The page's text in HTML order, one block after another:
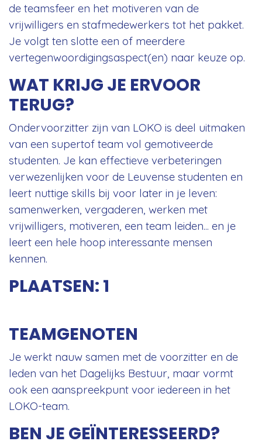
de teamsfeer en het motiveren van de
vrijwilligers en stafmedewerkers tot het pakket.
Je volgt ten slotte een of meerdere
vertegenwoordigingsaspect(en) naar keuze op.
WAT KRIJG JE ERVOOR
TERUG?
Ondervoorzitter zijn van LOKO is deel uitmaken
van een supertof team vol gemotiveerde
studenten. Je kan effectieve verbeteringen
verwezenlijken voor de Leuvense studenten en
leert nuttige skills bij voor later in je leven:
samenwerken, vergaderen, werken met
vrijwilligers, motiveren, een team leiden... en je
leert een hele hoop interessante mensen
kennen.
PLAATSEN: 1
TEAMGENOTEN
Je werkt nauw samen met de voorzitter en de
leden van het Dagelijks Bestuur, maar vormt
ook een aanspreekpunt voor iedereen in het
LOKO-team.
BEN JE GEÏNTERESSEERD?